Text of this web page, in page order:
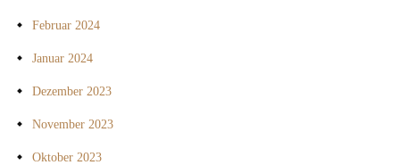
Februar 2024
Januar 2024
Dezember 2023
November 2023
Oktober 2023